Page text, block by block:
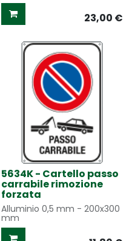
23,00 €
5634K - Cartello passo
carrabile rimozione
forzata
Alluminio 0,5 mm - 200x300
mm